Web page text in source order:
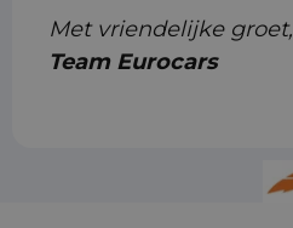
Met vriendelijke groet,
Team Eurocars